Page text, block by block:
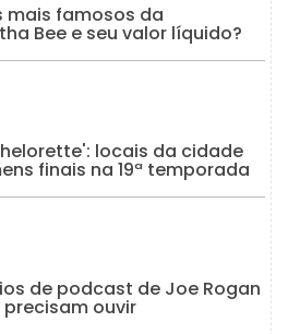
mais famosos da
Bee e seu valor líquido?
locais da cidade
finais na 19ª temporada
de podcast de Joe Rogan
ouvir